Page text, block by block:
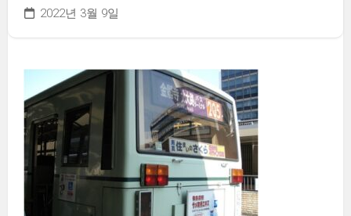
2022년 3월 9일